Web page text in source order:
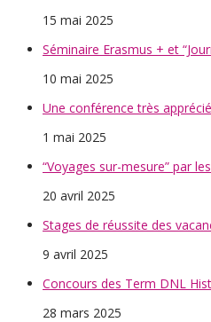
15 mai 2025
Séminaire Erasmus + et
10 mai 2025
Une conférence très
1 mai 2025
“Voyages sur-mesure” par
20 avril 2025
Stages de réussite des
9 avril 2025
Concours des Term DNL
28 mars 2025